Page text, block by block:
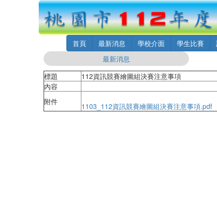
首頁 最新消息 學校介面 學生比賽
最新消息
標題
112資訊競賽繪圖組決賽注意事項
內容
附件
1103_112資訊競賽繪圖組決賽注意事項.pdf